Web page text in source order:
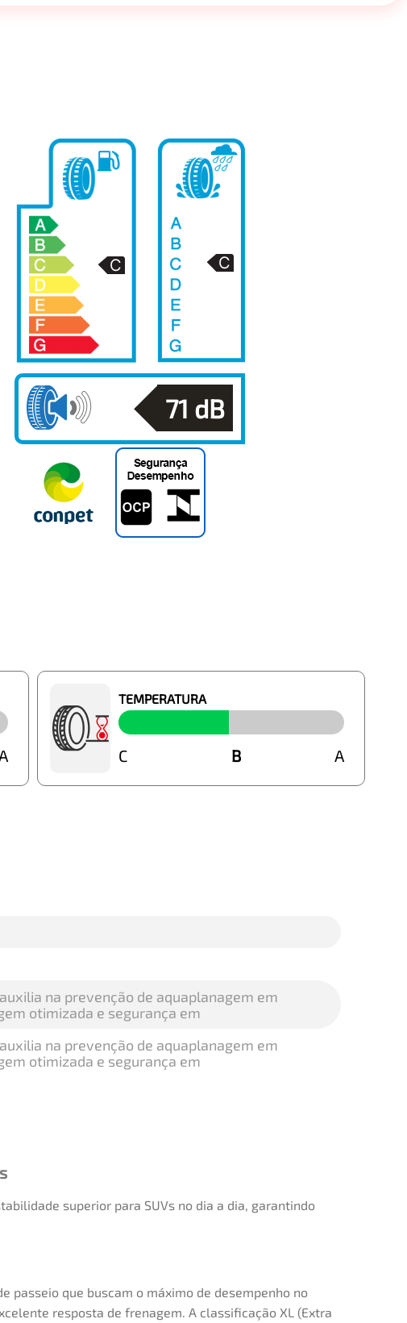
71 dB
TEMPERATURA
B
C B A
na prevenção de aquaplanagem em
otimizada e segurança em
na prevenção de aquaplanagem em
otimizada e segurança em
superior para SUVs no dia a dia, garantindo
passeio que buscam o máximo de desempenho no
resposta de frenagem. A classificação XL (Extra